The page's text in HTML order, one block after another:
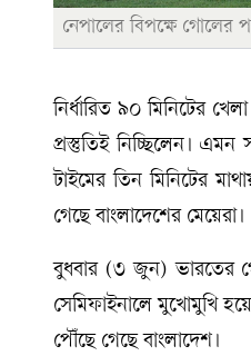
নেপালের বিপক্ষে গোলের
নির্ধারিত ৯০ মিনিটের
প্রস্তুতিই নিচ্ছিলেন।
টাইমের তিন মিনিটের
গেছে বাংলাদেশের মেয়েরা।
বুধবার (৩ জুন) ভারতের
সেমিফাইনালে মুখোমুখি
পৌঁছে গেছে বাংলাদেশ।